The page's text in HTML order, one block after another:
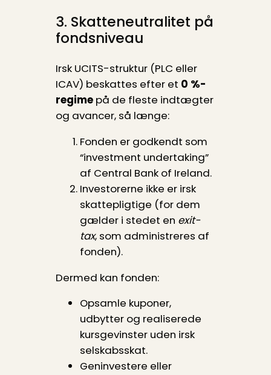
3. Skatteneutralitet på
fondsniveau
Irsk UCITS-struktur (PLC eller
ICAV) beskattes efter et 0 %-
regimepå de fleste indtægter
og avancer, så længe:
Fonden er godkendt som
“investment undertaking”
af Central Bank of Ireland.
Investorerne ikke er irsk
skatte­pligtige (for dem
gælder i stedet en exit-
tax, som administreres af
fonden).
Dermed kan fonden:
Opsamle kuponer,
udbytter og realiserede
kursgevinster uden irsk
selskabsskat.
Geninvestere eller